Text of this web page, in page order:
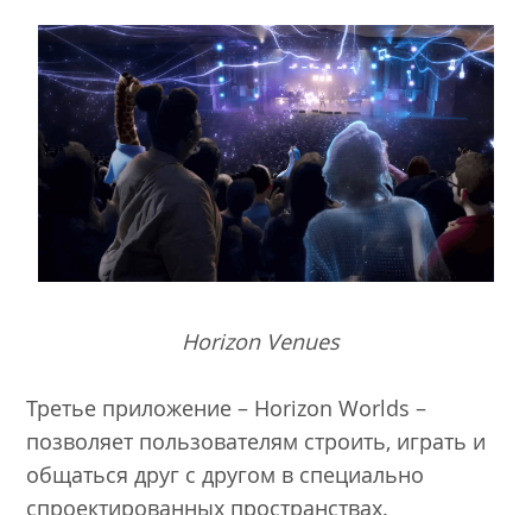
Horizon Venues
Третье приложение – Horizon Worlds –
позволяет пользователям строить, играть и
общаться друг с другом в специально
спроектированных пространствах.